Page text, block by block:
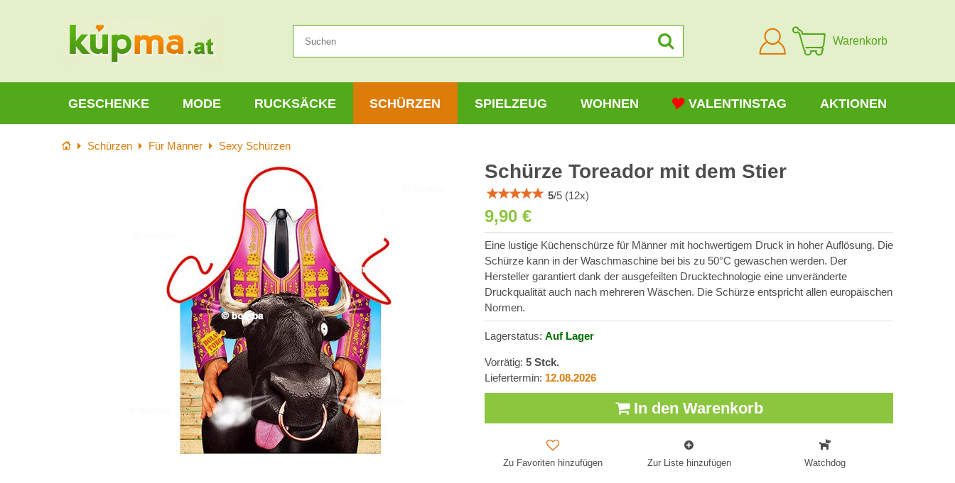
Anmelden
Warenkorb
GESCHENKE MODE RUCKSÄCKE SCHÜRZEN SPIELZEUG WOHNEN VALENTINSTAG AKTIONEN
StartseiteSchürzen Für Männer Sexy Schürzen
Schürze Toreador mit dem Stier
5/5 (12x)
9,90 €
Eine lustige Küchenschürze für Männer mit hochwertigem Druck in hoher Auflösung. Die
Schürze kann in der Waschmaschine bei bis zu 50°C gewaschen werden. Der
Hersteller garantiert dank der ausgefeilten Drucktechnologie eine unveränderte
Druckqualität auch nach mehreren Wäschen. Die Schürze entspricht allen europäischen
Normen.
Lagerstatus: Auf Lager
Vorrätig: 5 Stck.
Liefertermin: 12.08.2026
In den Warenkorb
Zu Favoriten hinzufügen Zur Liste hinzufügen Watchdog